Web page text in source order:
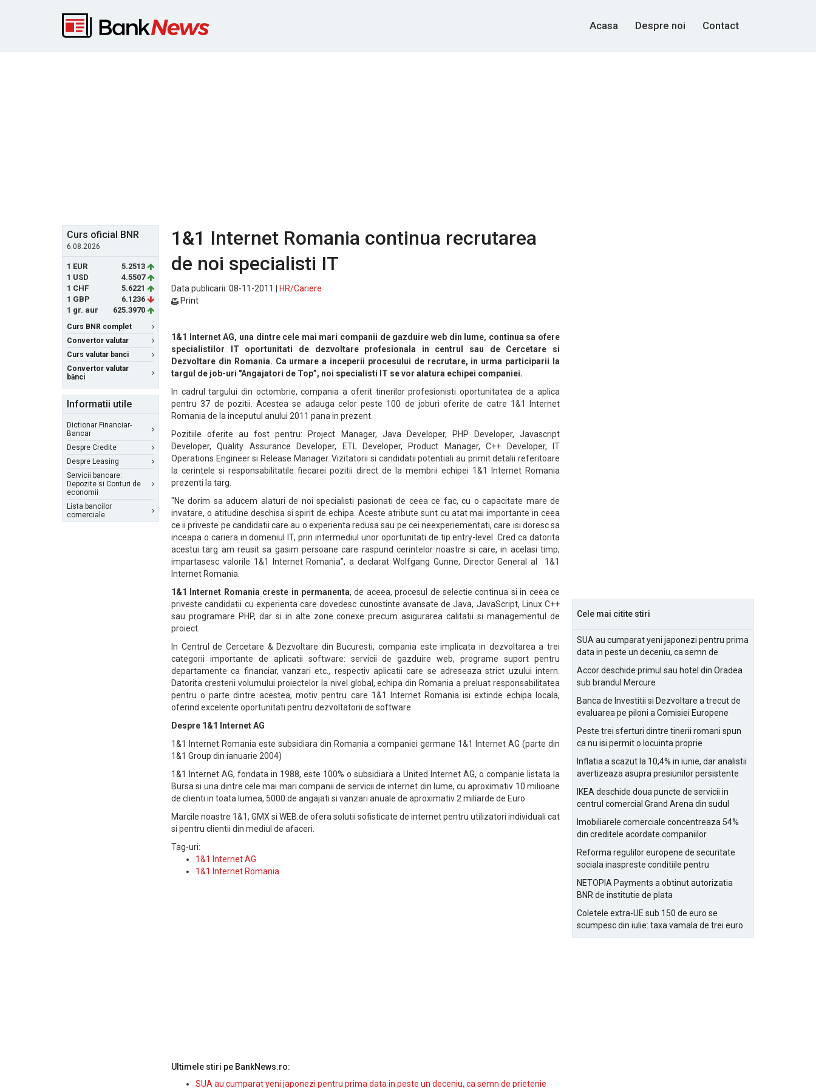
Acasa Despre noi Contact
Curs oficial BNR
6.08.2026
1 EUR
5.2513
1 USD
4.5507
1 CHF
5.6221
1 GBP
6.1236
1 gr. aur
625.3970
Curs BNR complet
Convertor valutar
Curs valutar banci
Convertor valutar
bănci
Informatii utile
Dictionar Financiar-
Bancar
Despre Credite
Despre Leasing
Servicii bancare:
Depozite si Conturi de
economii
Lista bancilor
comerciale
1&1 Internet Romania continua recrutarea
de noi specialisti IT
Data publicarii: 08-11-2011 |
HR/Cariere
Print
1&1 Internet AG, una dintre cele mai mari companii de gazduire web din lume, continua sa ofere
specialistilor IT oportunitati de dezvoltare profesionala in centrul sau de Cercetare si
Dezvoltare din Romania. Ca urmare a inceperii procesului de recrutare, in urma participarii la
targul de job-uri "Angajatori de Top”, noi specialisti IT se vor alatura echipei companiei.
In cadrul targului din octombrie, compania a oferit tinerilor profesionisti oportunitatea de a aplica
pentru 37 de pozitii. Acestea se adauga celor peste 100 de joburi oferite de catre 1&1 Internet
Romania de la inceputul anului 2011 pana in prezent.
Pozitiile oferite au fost pentru: Project Manager, Java Developer, PHP Developer, Javascript
Developer, Quality Assurance Developer, ETL Developer, Product Manager, C++ Developer, IT
Operations Engineer si Release Manager. Vizitatorii si candidatii potentiali au primit detalii referitoare
la cerintele si responsabilitatile fiecarei pozitii direct de la membrii echipei 1&1 Internet Romania
prezenti la targ.
"Ne dorim sa aducem alaturi de noi specialisti pasionati de ceea ce fac, cu o capacitate mare de
invatare, o atitudine deschisa si spirit de echipa. Aceste atribute sunt cu atat mai importante in ceea
ce ii priveste pe candidatii care au o experienta redusa sau pe cei neexperiementati, care isi doresc sa
inceapa o cariera in domeniul IT, prin intermediul unor oportunitati de tip entry-level. Cred ca datorita
acestui targ am reusit sa gasim persoane care raspund cerintelor noastre si care, in acelasi timp,
impartasesc valorile 1&1 Internet Romania”, a declarat Wolfgang Gunne, Director General al 1&1
Internet Romania.
1&1 Internet Romania creste in permanenta, de aceea, procesul de selectie continua si in ceea ce
priveste candidatii cu experienta care dovedesc cunostinte avansate de Java, JavaScript, Linux C++
sau programare PHP, dar si in alte zone conexe precum asigurarea calitatii si managementul de
proiect.
In Centrul de Cercetare & Dezvoltare din Bucuresti, compania este implicata in dezvoltarea a trei
categorii importante de aplicatii software: servicii de gazduire web, programe suport pentru
departamente ca financiar, vanzari etc., respectiv aplicatii care se adreseaza strict uzului intern.
Datorita cresterii volumului proiectelor la nivel global, echipa din Romania a preluat responsabilitatea
pentru o parte dintre acestea, motiv pentru care 1&1 Internet Romania isi extinde echipa locala,
oferind excelente oportunitati pentru dezvoltatorii de software.
Despre 1&1 Internet AG
1&1 Internet Romania este subsidiara din Romania a companiei germane 1&1 Internet AG (parte din
1&1 Group din ianuarie 2004)
1&1 Internet AG, fondata in 1988, este 100% o subsidiara a United Internet AG, o companie listata la
Bursa si una dintre cele mai mari companii de servicii de internet din lume, cu aproximativ 10 milioane
de clienti in toata lumea, 5000 de angajati si vanzari anuale de aproximativ 2 miliarde de Euro.
Marcile noastre 1&1, GMX si WEB.de ofera solutii sofisticate de internet pentru utilizatori individuali cat
si pentru clientii din mediul de afaceri.
Tag-uri:
1&1 Internet AG
1&1 Internet Romania
Ultimele stiri pe BankNews.ro:
SUA au cumparat yeni japonezi pentru prima data in peste un deceniu, ca semn de prietenie
Cele mai citite stiri
SUA au cumparat yeni japonezi pentru prima
data in peste un deceniu, ca semn de
Accor deschide primul sau hotel din Oradea
sub brandul Mercure
Banca de Investitii si Dezvoltare a trecut de
evaluarea pe piloni a Comisiei Europene
Peste trei sferturi dintre tinerii romani spun
ca nu isi permit o locuinta proprie
Inflatia a scazut la 10,4% in iunie, dar analistii
avertizeaza asupra presiunilor persistente
IKEA deschide doua puncte de servicii in
centrul comercial Grand Arena din sudul
Imobiliarele comerciale concentreaza 54%
din creditele acordate companiilor
Reforma regulilor europene de securitate
sociala inaspreste conditiile pentru
NETOPIA Payments a obtinut autorizatia
BNR de institutie de plata
Coletele extra-UE sub 150 de euro se
scumpesc din iulie: taxa vamala de trei euro
pe articol, adaugata la taxa logistica